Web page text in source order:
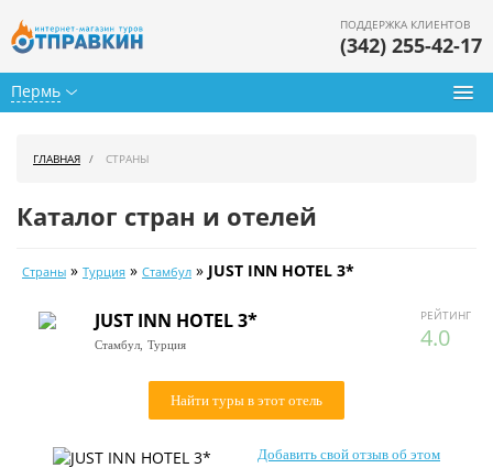
Пермь
ПОДДЕРЖКА КЛИЕНТОВ
(342) 255-42-17
Календарь туров
Цены дня
ГЛАВНАЯ СТРАНЫ
Каталог стран и отелей
Страны » Турция » Стамбул » JUST INN HOTEL 3*
РЕЙТИНГ
4.0
JUST INN HOTEL 3*
Стамбул, Турция
Найти туры в этот отель
Добавить свой отзыв об этом